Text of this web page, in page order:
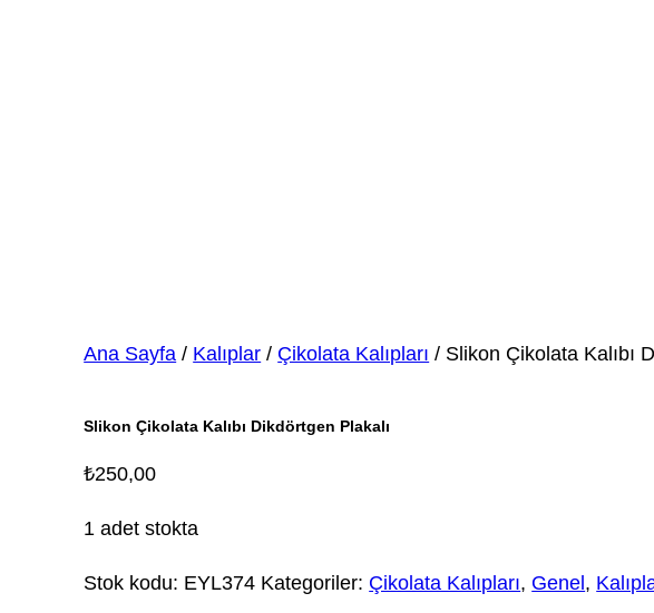
Ana Sayfa / Kalıplar / Çikolata Kalıpları / Slikon Çikolata Kalıbı
Slikon Çikolata Kalıbı Dikdörtgen Plakalı
₺250,00
1 adet stokta
Stok kodu: EYL374 Kategoriler: Çikolata Kalıpları, Genel ,